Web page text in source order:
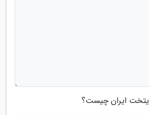
ایران چیست؟